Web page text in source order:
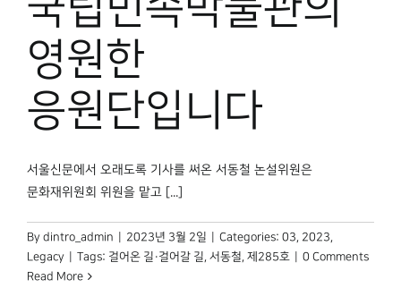
영원한
응원단입니다
서울신문에서 오래도록 기사를 써온 서동철 논설위원은
문화재위원회 위원을 맡고 [...]
By dintro_admin 2023년 3월 2일 Categories: 03, 2023,
Legacy
Tags: 걸어온 길·걸어갈 길, 서동철, 제285호
0 Comments
Read More